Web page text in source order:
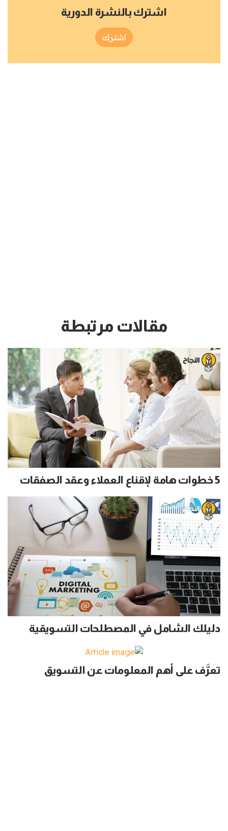
اشترك بالنشرة الدورية
اشترك
مقالات مرتبطة
5 خطوات هامة لإقناع العملاء وعقد الصفقات
دليلك الشامل في المصطلحات التسويقية
تعرَّف على أهم المعلومات عن التسويق